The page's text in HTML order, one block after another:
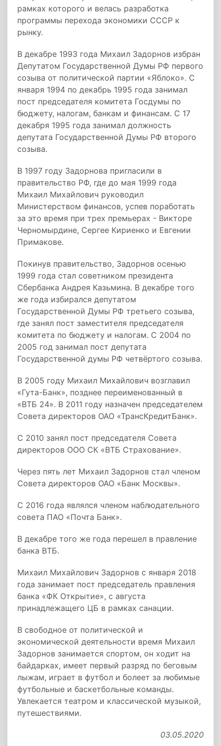
рамках которого и велась разработка
программы перехода экономики СССР к
рынку.
В декабре 1993 года Михаил Задорнов избран
Депутатом Государственной Думы РФ первого
созыва от политической партии «Яблоко». С
января 1994 по декабрь 1995 года занимал
пост председателя комитета Госдумы по
бюджету, налогам, банкам и финансам. С 17
декабря 1995 года занимал должность
депутата Государственной Думы РФ второго
созыва.
В 1997 году Задорнова пригласили в
правительство РФ, где до мая 1999 года
Михаил Михайлович руководил
Министерством финансов, успев поработать
за это время при трех премьерах - Викторе
Черномырдине, Сергее Кириенко и Евгении
Примакове.
Покинув правительство, Задорнов осенью
1999 года стал советником президента
Сбербанка Андрея Казьмина. В декабре того
же года избирался депутатом
Государственной Думы РФ третьего созыва,
где занял пост заместителя председателя
комитета по бюджету и налогам. С 2004 по
2005 год занимал пост депутата
Государственной думы РФ четвёртого созыва.
В 2005 году Михаил Михайлович возглавил
«Гута-Банк», позднее переименованный в
«ВТБ 24». В 2011 году назначен председателем
Совета директоров ОАО «ТрансКредитБанк».
С 2010 занял пост председателя Совета
директоров ООО СК «ВТБ Страхование».
Через пять лет Михаил Задорнов стал членом
Совета директоров ОАО «Банк Москвы».
С 2016 года являлся членом наблюдательного
совета ПАО «Почта Банк».
В декабре того же года перешел в правление
банка ВТБ.
Михаил Михайлович Задорнов с января 2018
года занимает пост председатель правления
банка «ФК Открытие», с августа
принадлежащего ЦБ в рамках санации.
В свободное от политической и
экономической деятельности время Михаил
Задорнов занимается спортом, он ходит на
байдарках, имеет первый разряд по беговым
лыжам, играет в футбол и болеет за любимые
футбольные и баскетбольные команды.
Увлекается театром и классической музыкой,
путешествиями.
03.05.2020